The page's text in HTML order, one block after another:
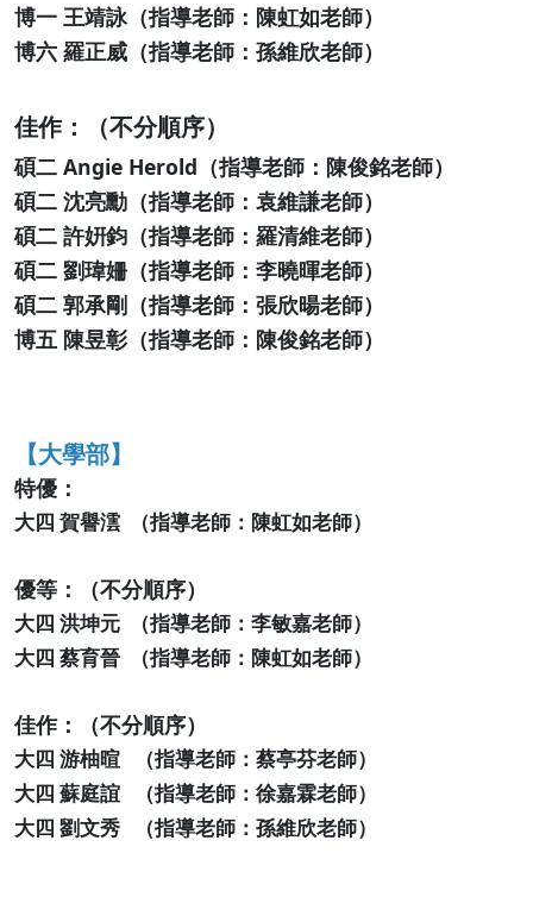
​博一 ​王靖詠（指導老師：​陳虹如老師）
​博六 ​羅正威（指導老師：​孫維欣老師）
佳作：（不分順序）
碩二 ​Angie Herold（指導老師：​​陳俊銘老師）
​碩二 ​沈亮勳（指導老師：​袁維謙老師）
​碩二 ​許姸鈞（指導老師：​羅清維老師）
碩二 ​劉瑋姍（指導老師：​​李曉暉老師）
碩二 郭承剛（指導老師：張欣暘老師）
博五 陳昱彰（指導老師：​陳俊銘老師）
【大學部】
特優：
大四 賀譽澐 （指導老師：陳虹如老師）
優等：（不分順序）
大四 洪坤元 （指導老師：李敏嘉老師）
大四 蔡育晉 （指導老師：陳虹如老師）
佳作：（不分順序）
大四 游柚暄 （指導老師：蔡亭芬老師）
大四 蘇庭誼 （指導老師：徐嘉霖老師）
大四 劉文秀 （指導老師：孫維欣老師）